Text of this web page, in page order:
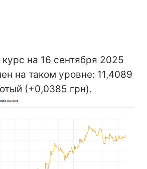
на 16 сентября 2025
на таком уровне: 11,4089
(+0,0385 грн).